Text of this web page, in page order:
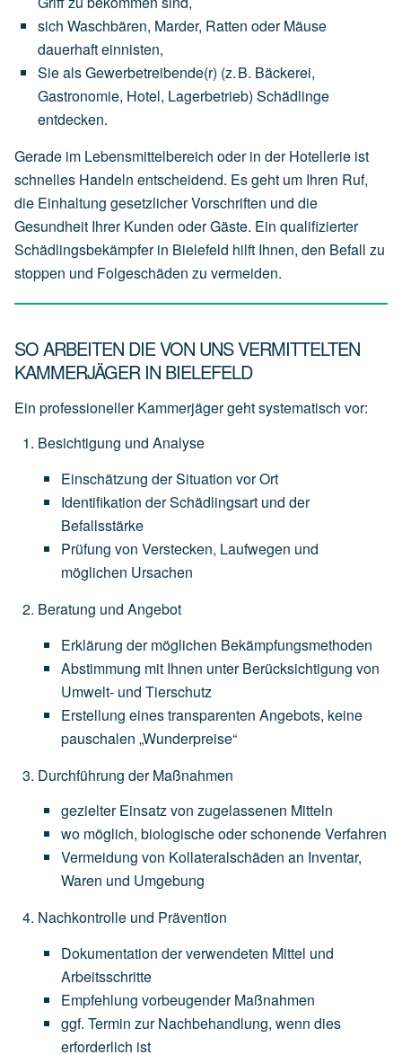
sich Waschbären, Marder, Ratten oder Mäuse
dauerhafteinnisten,
SiealsGewerbetreibende(r) (z.B. Bäckerei,
Gastronomie, Hotel, Lagerbetrieb) Schädlinge
entdecken.
Gerade im Lebensmittelbereich oder in der Hotellerie ist
schnelles Handeln entscheidend. Es geht um Ihren Ruf,
die Einhaltung gesetzlicher Vorschriften und die
Gesundheit Ihrer Kunden oder Gäste. Ein qualifizierter
Schädlingsbekämpfer in Bielefeld hilft Ihnen, den Befall zu
stoppen und Folgeschäden zu vermeiden.
SO ARBEITEN DIE VON UNS VERMITTELTEN
KAMMERJÄGER IN BIELEFELD
Ein professioneller Kammerjäger geht systematisch vor:
Besichtigung und Analyse
Einschätzung derSituation vorOrt
Identifikation derSchädlingsart und der
Befallsstärke
Prüfung von Verstecken, Laufwegen und
möglichen Ursachen
Beratung und Angebot
Erklärung der möglichen Bekämpfungsmethoden
Abstimmung mit Ihnen unter Berücksichtigung von
Umwelt- und Tierschutz
Erstellung einestransparenten Angebots, keine
pauschalen „Wunderpreise“
Durchführung der Maßnahmen
gezielter Einsatzvon zugelassenen Mitteln
wo möglich, biologischeoderschonendeVerfahren
Vermeidung von Kollateralschäden an Inventar,
Waren und Umgebung
Nachkontrolle und Prävention
Dokumentation derverwendeten Mittel und
Arbeitsschritte
Empfehlung vorbeugender Maßnahmen
ggf. Termin zur Nachbehandlung, wenn dies
erforderlich ist